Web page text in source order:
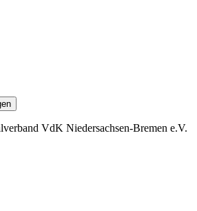
VdK Niedersachsen-Bremen e.V.